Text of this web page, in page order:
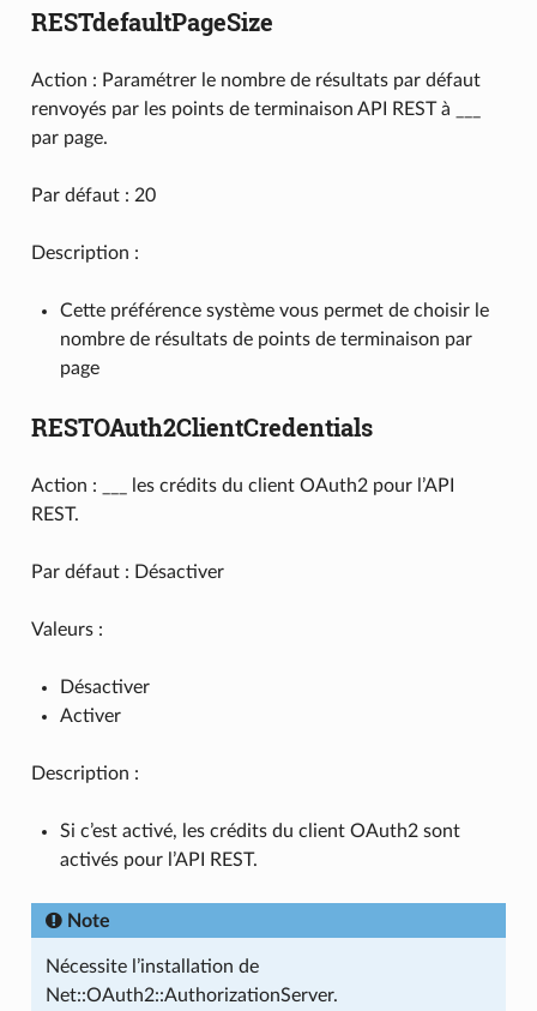
RESTdefaultPageSize
Action : Paramétrer le nombre de résultats par défaut
renvoyés par les points de terminaison API REST à ___
par page.
Par défaut : 20
Description :
Cette préférence système vous permet de choisir le
nombre de résultats de points de terminaison par
page
RESTOAuth2ClientCredentials
Action : ___ les crédits du client OAuth2 pour l’API
REST.
Par défaut : Désactiver
Valeurs :
Désactiver
Activer
Description :
Si c’est activé, les crédits du client OAuth2 sont
activés pour l’API REST.
Note
Nécessite l’installation de
Net::OAuth2::AuthorizationServer.